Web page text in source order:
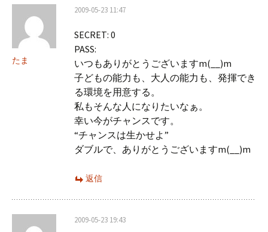
たま
2009-05-23 11:47
SECRET: 0
PASS:
いつもありがとうございますm(__)m
子どもの能力も、大人の能力も、発揮でき
る環境を用意する。
私もそんな人になりたいなぁ。
幸い今がチャンスです。
“チャンスは生かせよ”
ダブルで、ありがとうございますm(__)m
返信
2009-05-23 19:43